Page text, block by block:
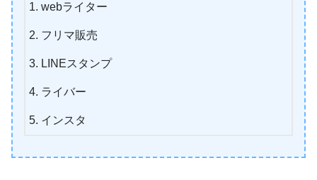
webライター
フリマ販売
LINEスタンプ
ライバー
インスタ